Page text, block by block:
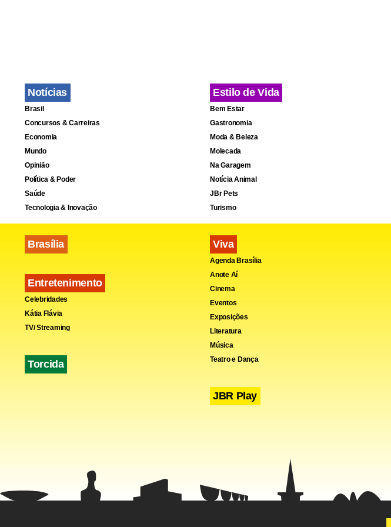
Facebook
Notícias
Brasil
Concursos & Carreiras
Economia
Mundo
Opinião
Política & Poder
Saúde
Tecnologia & Inovação
Brasília
Entretenimento
Celebridades
Kátia Flávia
TV/ Streaming
Torcida
Estilo de Vida
Bem Estar
Gastronomia
Moda & Beleza
Molecada
Na Garagem
Notícia Animal
JBr Pets
Turismo
Viva
Agenda Brasília
Anote Aí
Cinema
Eventos
Exposições
Literatura
Música
Teatro e Dança
JBR Play